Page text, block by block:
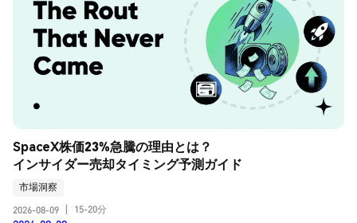
SpaceX株価23%急騰の理由とは？
インサイダー売却タイミング予測ガイド
市場洞察
2026-08-09
15-20分